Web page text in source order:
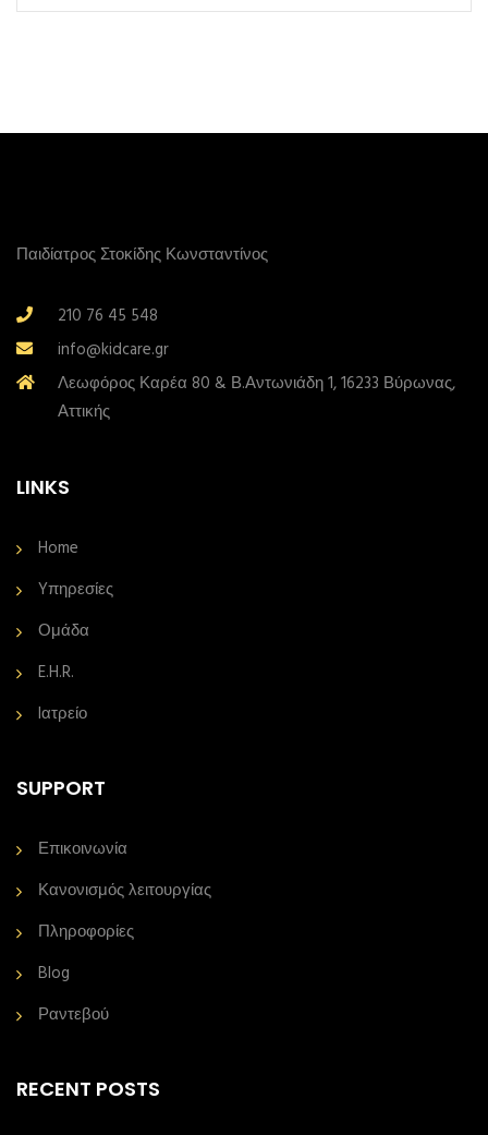
Παιδίατρος Στοκίδης Κωνσταντίνος
210 76 45 548
info@kidcare.gr
Λεωφόρος Καρέα 80 & Β.Αντωνιάδη 1, 16233 Βύρωνας,
Αττικής
LINKS
Home
Yπηρεσίες
Ομάδα
E.H.R.
Iατρείο
SUPPORT
Επικοινωνία
Κανονισμός λειτουργίας
Πληροφορίες
Blog
Ραντεβού
RECENT POSTS